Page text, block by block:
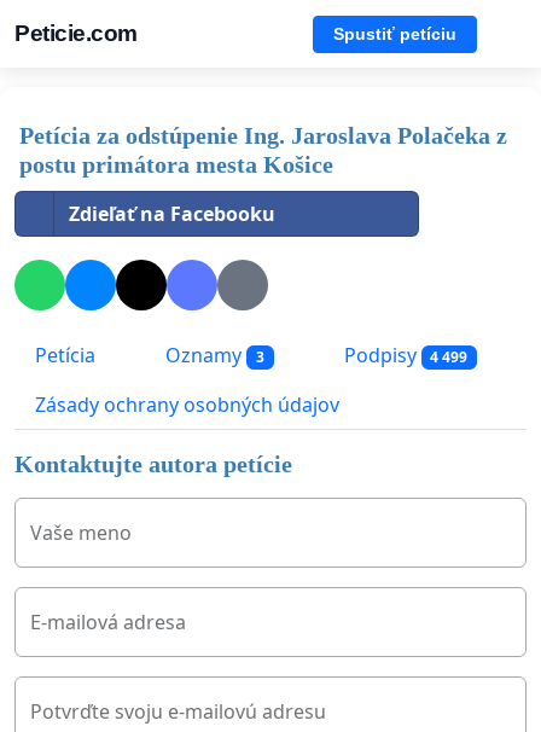
Peticie.com Spustiť petíciu
Petícia za odstúpenie Ing. Jaroslava Polačeka z
postu primátora mesta Košice
Zdieľať na Facebooku
Petícia Oznamy 3 Podpisy 4 499
Zásady ochrany osobných údajov
Kontaktujte autora petície
Vaše meno
E-mailová adresa
Potvrďte svoju e-mailovú adresu